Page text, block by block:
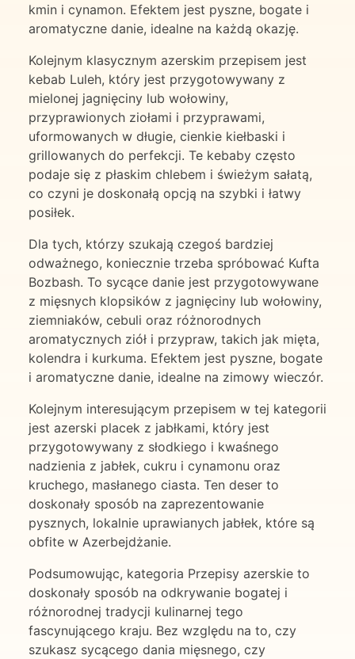
kmin i cynamon. Efektem jest pyszne, bogate i
aromatyczne danie, idealne na każdą okazję.
Kolejnym klasycznym azerskim przepisem jest
kebab Luleh, który jest przygotowywany z
mielonej jagnięciny lub wołowiny,
przyprawionych ziołami i przyprawami,
uformowanych w długie, cienkie kiełbaski i
grillowanych do perfekcji. Te kebaby często
podaje się z płaskim chlebem i świeżym sałatą,
co czyni je doskonałą opcją na szybki i łatwy
posiłek.
Dla tych, którzy szukają czegoś bardziej
odważnego, koniecznie trzeba spróbować Kufta
Bozbash. To sycące danie jest przygotowywane
z mięsnych klopsików z jagnięciny lub wołowiny,
ziemniaków, cebuli oraz różnorodnych
aromatycznych ziół i przypraw, takich jak mięta,
kolendra i kurkuma. Efektem jest pyszne, bogate
i aromatyczne danie, idealne na zimowy wieczór.
Kolejnym interesującym przepisem w tej kategorii
jest azerski placek z jabłkami, który jest
przygotowywany z słodkiego i kwaśnego
nadzienia z jabłek, cukru i cynamonu oraz
kruchego, masłanego ciasta. Ten deser to
doskonały sposób na zaprezentowanie
pysznych, lokalnie uprawianych jabłek, które są
obfite w Azerbejdżanie.
Podsumowując, kategoria Przepisy azerskie to
doskonały sposób na odkrywanie bogatej i
różnorodnej tradycji kulinarnej tego
fascynującego kraju. Bez względu na to, czy
szukasz sycącego dania mięsnego, czy